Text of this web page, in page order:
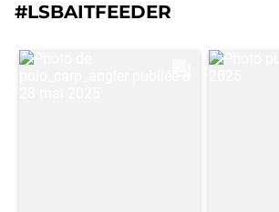
#LSBAITFEEDER